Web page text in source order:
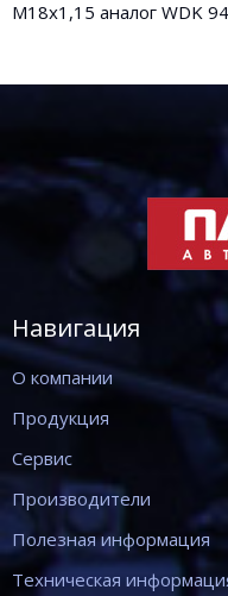
М18х1,15 аналог WDK
Навигация
О компании
Продукция
Сервис
Производители
Полезная информация
Техническая